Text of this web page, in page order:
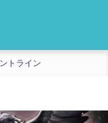
トライン